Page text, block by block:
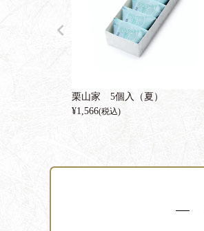
栗山家 5個入（夏）
¥1,566(税込)